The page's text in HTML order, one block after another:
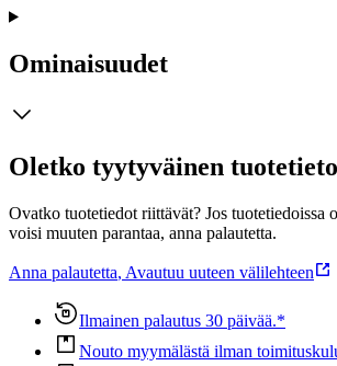
Ominaisuudet
Oletko tyytyväinen
Ovatko tuotetiedot riittävät? Jos tuotetiedoissa
voisi muuten parantaa, anna palautetta.
Anna palautetta, Avautuu uuteen välilehteen
Ilmainen palautus 30 päivää.*
Nouto myymälästä ilman